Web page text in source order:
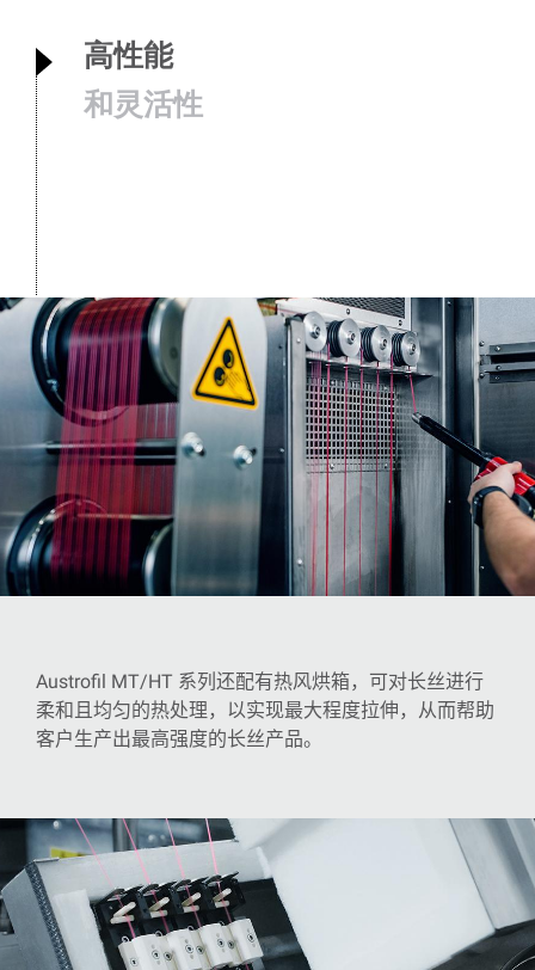
高性能
和灵活性
Austrofil MT/HT 系列还配有热风烘箱，可对长丝进行
柔和且均匀的热处理，以实现最大程度拉伸，从而帮助
客户生产出最高强度的长丝产品。